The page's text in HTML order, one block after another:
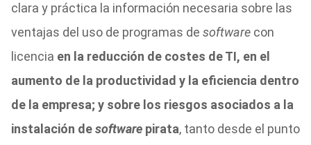
clara y práctica la información necesaria sobre las
ventajas del uso de programas de softwarecon
licencia en la reducción de costes de TI, en el
aumento de la productividad y la eficiencia dentro
de la empresa; y sobre los riesgos asociados a la
instalación desoftware pirata, tanto desde el punto